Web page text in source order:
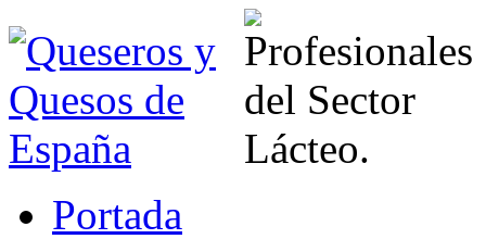
Portada